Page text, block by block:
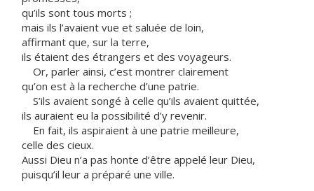
qu’ils sont tous morts ;
mais ils l’avaient vue et saluée de loin,
affirmant que, sur la terre,
ils étaient des étrangers et des voyageurs.
Or, parler ainsi, c’est montrer clairement
qu’on est à la recherche d’une patrie.
S’ils avaient songé à celle qu’ils avaient quittée,
ils auraient eu la possibilité d’y revenir.
En fait, ils aspiraient à une patrie meilleure,
celle des cieux.
Aussi Dieu n’a pas honte d’être appelé leur Dieu,
puisqu’il leur a préparé une ville.